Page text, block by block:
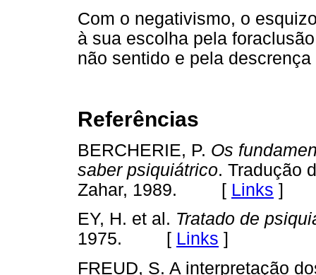
Com o negativismo, o
à sua escolha pela
não sentido e pela descrença
Referências
BERCHERIE, P. Os
saber psiquiátrico. Tradução
Zahar, 1989. [ Links ]
EY, H. et al. Tratado de
1975. [ Links ]
FREUD, S. A interpretação